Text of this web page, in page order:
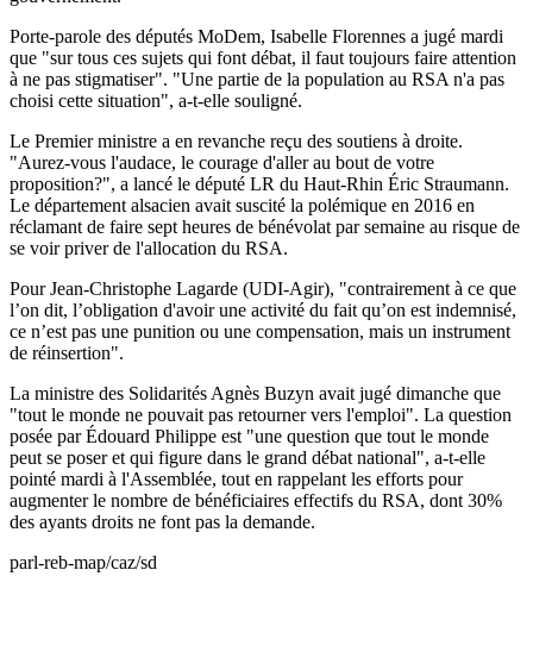
Porte-parole des députés MoDem, Isabelle Florennes a jugé mardi
que "sur tous ces sujets qui font débat, il faut toujours faire attention
à ne pas stigmatiser". "Une partie de la population au RSA n'a pas
choisi cette situation", a-t-elle souligné.
Le Premier ministre a en revanche reçu des soutiens à droite.
"Aurez-vous l'audace, le courage d'aller au bout de votre
proposition?", a lancé le député LR du Haut-Rhin Éric Straumann.
Le département alsacien avait suscité la polémique en 2016 en
réclamant de faire sept heures de bénévolat par semaine au risque de
se voir priver de l'allocation du RSA.
Pour Jean-Christophe Lagarde (UDI-Agir), "contrairement à ce que
l’on dit, l’obligation d'avoir une activité du fait qu’on est indemnisé,
ce n’est pas une punition ou une compensation, mais un instrument
de réinsertion".
La ministre des Solidarités Agnès Buzyn avait jugé dimanche que
"tout le monde ne pouvait pas retourner vers l'emploi". La question
posée par Édouard Philippe est "une question que tout le monde
peut se poser et qui figure dans le grand débat national", a-t-elle
pointé mardi à l'Assemblée, tout en rappelant les efforts pour
augmenter le nombre de bénéficiaires effectifs du RSA, dont 30%
des ayants droits ne font pas la demande.
parl-reb-map/caz/sd